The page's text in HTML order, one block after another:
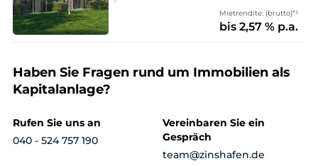
Mietrendite: (brutto)*¹
bis 2,57 % p.a.
Haben Sie Fragen rund um Immobilien als
Kapitalanlage?
Rufen Sie uns an
040 - 524 757 190
Vereinbaren Sie ein
Gespräch
team@zinshafen.de